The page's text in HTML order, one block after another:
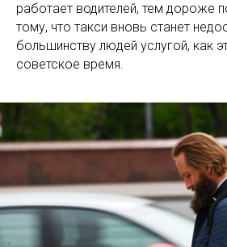
работает водителей, тем дороже
тому, что такси вновь станет
большинству людей услугой, как
советское время.